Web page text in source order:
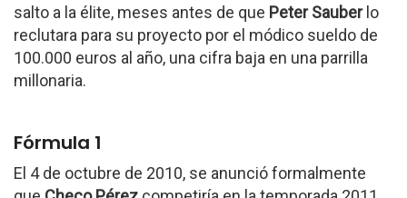
salto a la élite, meses antes de que Peter Sauberlo
reclutara para su proyecto por el módico sueldo de
100.000 euros al año, una cifra baja en una parrilla
millonaria.
Fórmula 1
El 4 de octubre de 2010, se anunció formalmente